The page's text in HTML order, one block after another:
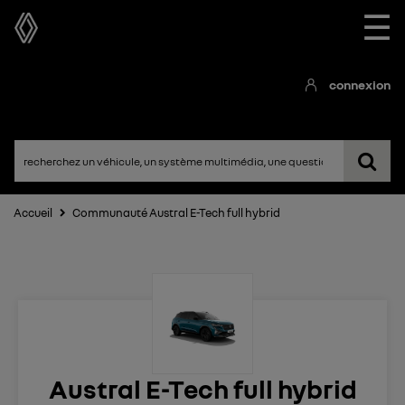
☰
connexion
Accueil Communauté Austral E-Tech full hybrid
Austral E-Tech full hybrid